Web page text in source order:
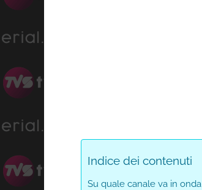
Indice dei contenuti
Su quale canale va in onda